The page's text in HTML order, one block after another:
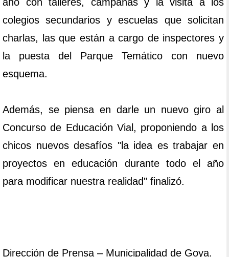
año con talleres, campañas y la visita a los
colegios secundarios y escuelas que solicitan
charlas, las que están a cargo de inspectores y
la puesta del Parque Temático con nuevo
esquema.
Además, se piensa en darle un nuevo giro al
Concurso de Educación Vial, proponiendo a los
chicos nuevos desafíos "la idea es trabajar en
proyectos en educación durante todo el año
para modificar nuestra realidad" finalizó.
Dirección de Prensa – Municipalidad de Goya.